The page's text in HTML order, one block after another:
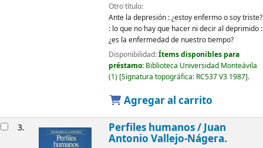
Otro título:
Ante la depresión : ¿estoy enfermo o soy triste?
: lo que no hay que hacer ni decir al deprimido :
¿es la enfermedad de nuestro tiempo?
Disponibilidad:Ítems disponibles para
préstamo: Biblioteca Universidad Monteávila
(1) Signatura topográfica: RC537 V3 1987 .
Agregar al carrito
3. Perfiles humanos /Juan
Antonio Vallejo-Nágera.